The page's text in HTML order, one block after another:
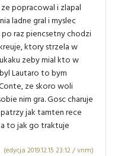
ze popracowal i zlapal
ladne gral i myslec
po raz piencsetny chodzi
ktory strzela w
zeby mial kto w
Lautaro to bym
ze skoro woli
nim gra. Gosc charuje
jak tamten rece
to jak go traktuje
(edycja 2019.12.15 23:12 / vnm)